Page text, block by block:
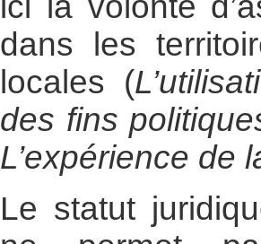
dans les
locales (
des fins
L’expérience de
Le statut